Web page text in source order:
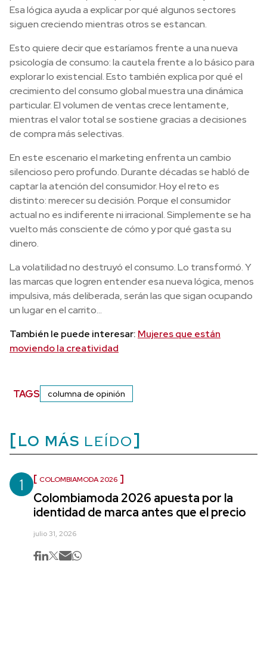
Esa lógica ayuda a explicar por qué algunos sectores
siguen creciendo mientras otros se estancan.
Esto quiere decir que estaríamos frente a una nueva
psicología de consumo: la cautela frente a lo básico para
explorar lo existencial. Esto también explica por qué el
crecimiento del consumo global muestra una dinámica
particular. El volumen de ventas crece lentamente,
mientras el valor total se sostiene gracias a decisiones
de compra más selectivas.
En este escenario el marketing enfrenta un cambio
silencioso pero profundo. Durante décadas se habló de
captar la atención del consumidor. Hoy el reto es
distinto: merecer su decisión. Porque el consumidor
actual no es indiferente ni irracional. Simplemente se ha
vuelto más consciente de cómo y por qué gasta su
dinero.
La volatilidad no destruyó el consumo. Lo transformó. Y
las marcas que logren entender esa nueva lógica, menos
impulsiva, más deliberada, serán las que sigan ocupando
un lugar en el carrito…
También le puede interesar: Mujeres que están
moviendo la creatividad
TAGS columna de opinión
LO MÁS LEÍDO
1 COLOMBIAMODA 2026
Colombiamoda 2026 apuesta por la
identidad de marca antes que el precio
julio 31, 2026